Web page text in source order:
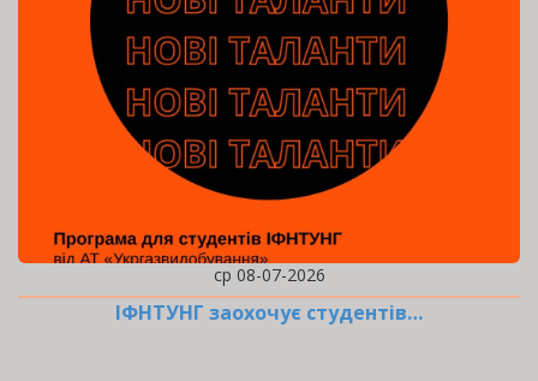
ср 08-07-2026
ІФНТУНГ заохочує студентів…